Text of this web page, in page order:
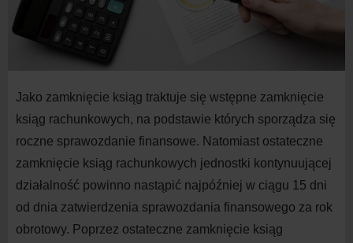
Jako zamknięcie ksiąg traktuje się wstępne zamknięcie
ksiąg rachunkowych, na podstawie których sporządza się
roczne sprawozdanie finansowe. Natomiast ostateczne
zamknięcie ksiąg rachunkowych jednostki kontynuującej
działalność powinno nastąpić najpóźniej w ciągu 15 dni
od dnia zatwierdzenia sprawozdania finansowego za rok
obrotowy. Poprzez ostateczne zamknięcie ksiąg